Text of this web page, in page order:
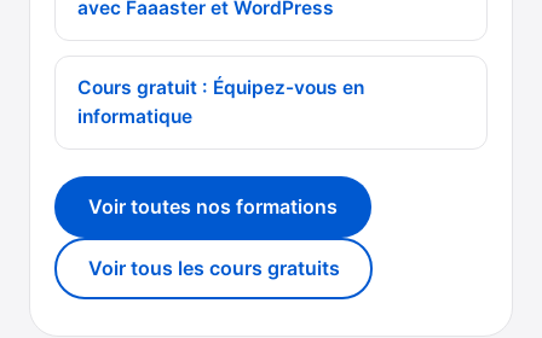
avec Faaaster et WordPress
Cours gratuit : Équipez-vous en
informatique
Voir toutes nos formations
Voir tous les cours gratuits